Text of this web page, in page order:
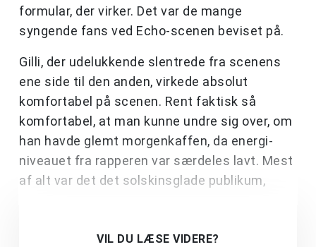
formular, der virker. Det var de mange
syngende fans ved Echo-scenen beviset på.
Gilli, der udelukkende slentrede fra scenens
ene side til den anden, virkede absolut
komfortabel på scenen. Rent faktisk så
komfortabel, at man kunne undre sig over, om
han havde glemt morgenkaffen, da energi-
niveauet fra rapperen var særdeles lavt. Mest
af alt var det det solskinsglade publikum,
VIL DU LÆSE VIDERE?